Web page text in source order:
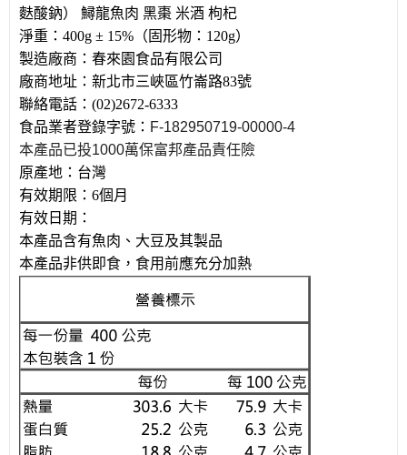
麩酸鈉） 鱘龍魚肉 黑棗 米酒 枸杞
淨重： 400g ± 15% （固形物： 120g）
製造廠商：春來園食品有限公司
廠商地址：新北市三峽區竹崙路83號
聯絡電話： (02)2672-6333
食品業者登錄字號： F-182950719-00000-4
本產品已投1000萬保富邦產品責任險
原產地：台灣
有效期限： 6個月
有效日期：
本產品含有魚肉、大豆及其製品
本產品非供即食，食用前應充分加熱